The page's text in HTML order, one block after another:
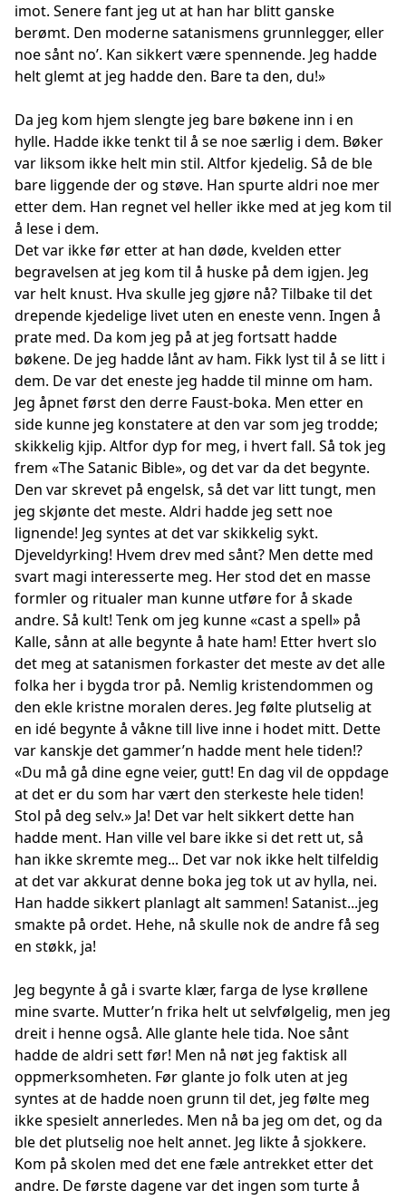
imot. Senere fant jeg ut at han har blitt ganske
berømt. Den moderne satanismens grunnlegger, eller
noe sånt no’. Kan sikkert være spennende. Jeg hadde
helt glemt at jeg hadde den. Bare ta den, du!»
Da jeg kom hjem slengte jeg bare bøkene inn i en
hylle. Hadde ikke tenkt til å se noe særlig i dem. Bøker
var liksom ikke helt min stil. Altfor kjedelig. Så de ble
bare liggende der og støve. Han spurte aldri noe mer
etter dem. Han regnet vel heller ikke med at jeg kom til
å lese i dem.
Det var ikke før etter at han døde, kvelden etter
begravelsen at jeg kom til å huske på dem igjen. Jeg
var helt knust. Hva skulle jeg gjøre nå? Tilbake til det
drepende kjedelige livet uten en eneste venn. Ingen å
prate med. Da kom jeg på at jeg fortsatt hadde
bøkene. De jeg hadde lånt av ham. Fikk lyst til å se litt i
dem. De var det eneste jeg hadde til minne om ham.
Jeg åpnet først den derre Faust-boka. Men etter en
side kunne jeg konstatere at den var som jeg trodde;
skikkelig kjip. Altfor dyp for meg, i hvert fall. Så tok jeg
frem «The Satanic Bible», og det var da det begynte.
Den var skrevet på engelsk, så det var litt tungt, men
jeg skjønte det meste. Aldri hadde jeg sett noe
lignende! Jeg syntes at det var skikkelig sykt.
Djeveldyrking! Hvem drev med sånt? Men dette med
svart magi interesserte meg. Her stod det en masse
formler og ritualer man kunne utføre for å skade
andre. Så kult! Tenk om jeg kunne «cast a spell» på
Kalle, sånn at alle begynte å hate ham! Etter hvert slo
det meg at satanismen forkaster det meste av det alle
folka her i bygda tror på. Nemlig kristendommen og
den ekle kristne moralen deres. Jeg følte plutselig at
en idé begynte å våkne till live inne i hodet mitt. Dette
var kanskje det gammer’n hadde ment hele tiden!?
«Du må gå dine egne veier, gutt! En dag vil de oppdage
at det er du som har vært den sterkeste hele tiden!
Stol på deg selv.» Ja! Det var helt sikkert dette han
hadde ment. Han ville vel bare ikke si det rett ut, så
han ikke skremte meg... Det var nok ikke helt tilfeldig
at det var akkurat denne boka jeg tok ut av hylla, nei.
Han hadde sikkert planlagt alt sammen! Satanist...jeg
smakte på ordet. Hehe, nå skulle nok de andre få seg
en støkk, ja!
Jeg begynte å gå i svarte klær, farga de lyse krøllene
mine svarte. Mutter’n frika helt ut selvfølgelig, men jeg
dreit i henne også. Alle glante hele tida. Noe sånt
hadde de aldri sett før! Men nå nøt jeg faktisk all
oppmerksomheten. Før glante jo folk uten at jeg
syntes at de hadde noen grunn til det, jeg følte meg
ikke spesielt annerledes. Men nå ba jeg om det, og da
ble det plutselig noe helt annet. Jeg likte å sjokkere.
Kom på skolen med det ene fæle antrekket etter det
andre. De første dagene var det ingen som turte å